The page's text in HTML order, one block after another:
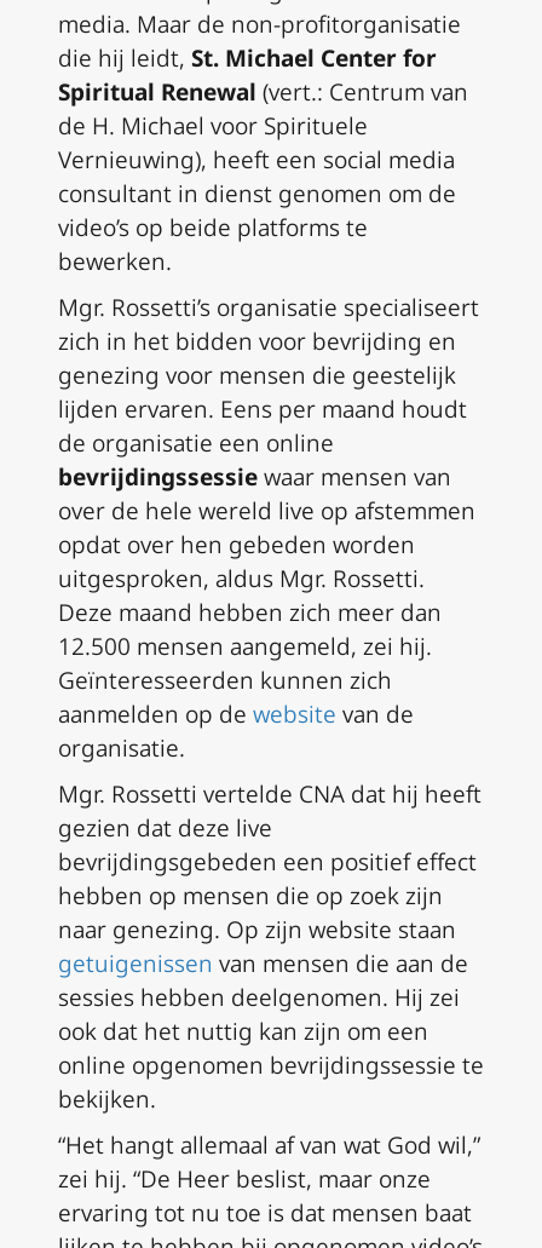
media. Maar de non-profitorganisatie
die hij leidt, St. Michael Center for
Spiritual Renewal (vert.: Centrum van
de H. Michael voor Spirituele
Vernieuwing), heeft een social media
consultant in dienst genomen om de
video’s op beide platforms te
bewerken.
Mgr. Rossetti’s organisatie specialiseert
zich in het bidden voor bevrijding en
genezing voor mensen die geestelijk
lijden ervaren. Eens per maand houdt
de organisatie een online
bevrijdingssessiewaar mensen van
over de hele wereld live op afstemmen
opdat over hen gebeden worden
uitgesproken, aldus Mgr. Rossetti.
Deze maand hebben zich meer dan
12.500 mensen aangemeld, zei hij.
Geïnteresseerden kunnen zich
aanmelden op de website van de
organisatie.
Mgr. Rossetti vertelde CNA dat hij heeft
gezien dat deze live
bevrijdingsgebeden een positief effect
hebben op mensen die op zoek zijn
naar genezing. Op zijn website staan
getuigenissen van mensen die aan de
sessies hebben deelgenomen. Hij zei
ook dat het nuttig kan zijn om een
online opgenomen bevrijdingssessie te
bekijken.
“Het hangt allemaal af van wat God wil,”
zei hij. “De Heer beslist, maar onze
ervaring tot nu toe is dat mensen baat